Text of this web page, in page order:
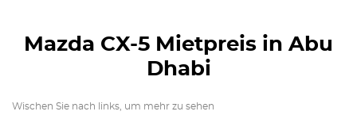
Mazda CX-5 Mietpreis in Abu
Dhabi
Wischen Sie nach links, um mehr zu sehen